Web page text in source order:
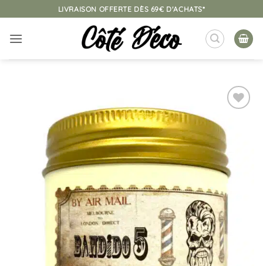
au
contenu
LIVRAISON OFFERTE DÈS 69€ D'ACHATS*
à la
liste
d’envies